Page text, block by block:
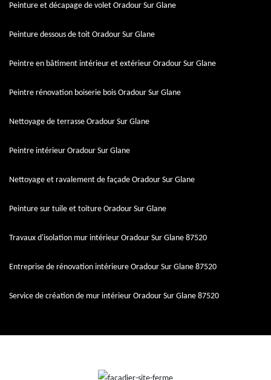
Peinture et décapage de volet Oradour Sur Glane
Peinture dessous de toit Oradour Sur Glane
Peintre en bâtiment intérieur et extérieur Oradour Sur Glane
Peintre rénovation boiserie bois Oradour Sur Glane
Nettoyage de terrasse Oradour Sur Glane
Peintre intérieur Oradour Sur Glane
Nettoyage et ravalement de façade Oradour Sur Glane
Peinture sur tuile et toiture Oradour Sur Glane
Travaux d'isolation mur intérieur Oradour Sur Glane 87520
Entreprise de rénovation intérieure Oradour Sur Glane 87520
Service de création de mur intérieur Oradour Sur Glane 87520